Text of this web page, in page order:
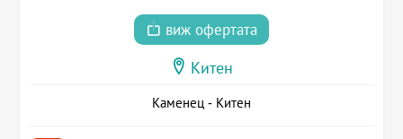
виж офертата
Китен
Каменец - Китен